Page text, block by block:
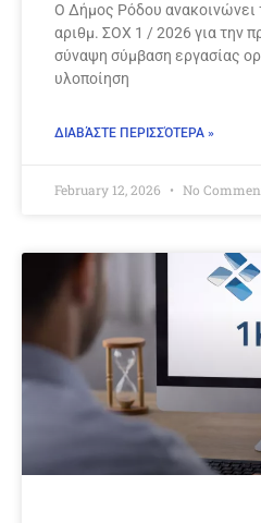
Ο Δήμος Ρόδου ανακοινώνει
αριθμ. ΣΟΧ 1 / 2026 για την
σύναψη σύμβαση εργασίας
υλοποίηση
ΔΙΑΒΆΣΤΕ ΠΕΡΙΣΣΌΤΕΡΑ »
February 12, 2026 No